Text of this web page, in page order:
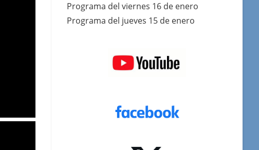
Programa del viernes 16 de enero
Programa del jueves 15 de enero